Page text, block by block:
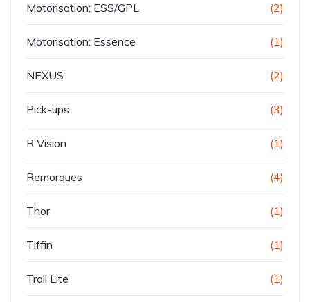
Motorisation: ESS/GPL (2)
Motorisation: Essence (1)
NEXUS (2)
Pick-ups (3)
R Vision (1)
Remorques (4)
Thor (1)
Tiffin (1)
Trail Lite (1)